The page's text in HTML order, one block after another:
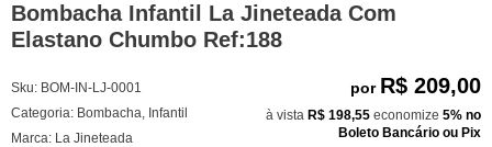
Bombacha Infantil La Jineteada Com
Elastano Chumbo Ref:188
Sku: BOM-IN-LJ-0001
Categoria: Bombacha Infantil
Marca: La Jineteada
por R$ 209,00
à vista R$ 198,55 economize 5% no
Boleto Bancário ou Pix